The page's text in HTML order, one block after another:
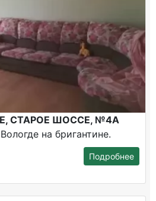
СТАРОЕ ШОССЕ, №4А
на бригантине.
Подробнее